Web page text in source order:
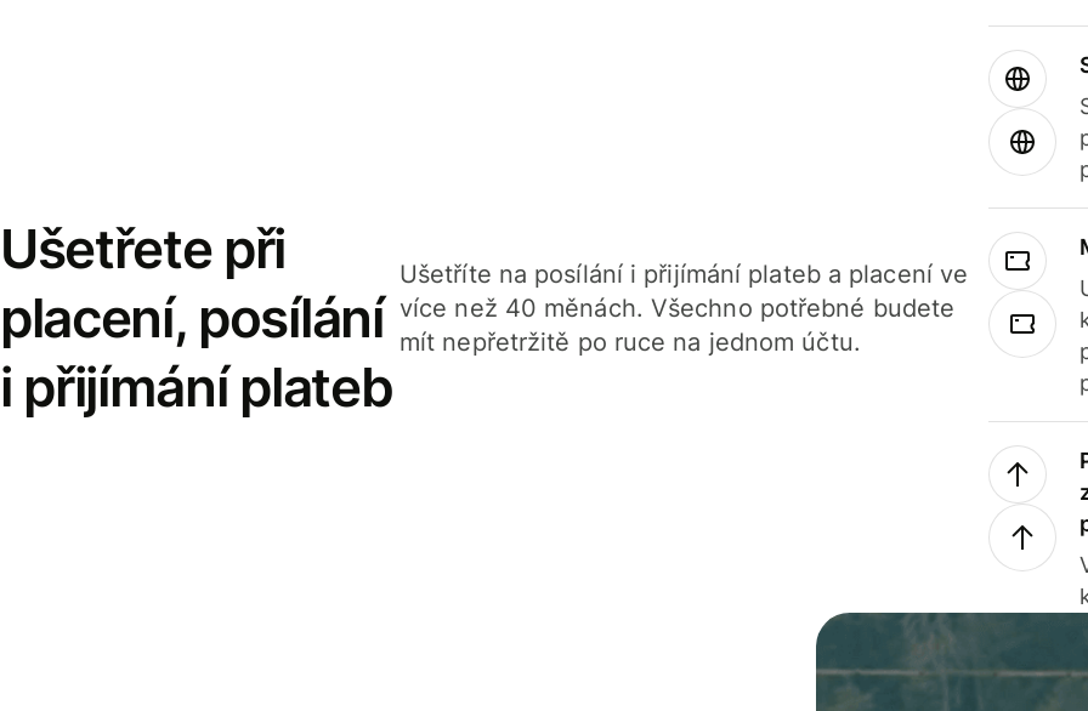
Ušetřete při
placení, posílání
i přijímání plateb
Ušetříte na posílání i přijímání plateb a placení ve
více než 40 měnách. Všechno potřebné budete
mít nepřetržitě po ruce na jednom účtu.